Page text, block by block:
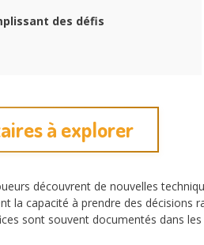
des défis
à explorer
découvrent de nouvelles
la capacité à prendre des décisions
sont souvent documentés dans